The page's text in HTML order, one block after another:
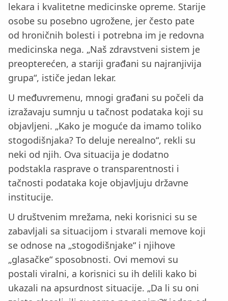
lekara i kvalitetne medicinske opreme. Starije
osobe su posebno ugrožene, jer često pate
od hroničnih bolesti i potrebna im je redovna
medicinska nega. „Naš zdravstveni sistem je
preopterećen, a stariji građani su najranjivija
grupa“, ističe jedan lekar.
U međuvremenu, mnogi građani su počeli da
izražavaju sumnju u tačnost podataka koji su
objavljeni. „Kako je moguće da imamo toliko
stogodišnjaka? To deluje nerealno“, rekli su
neki od njih. Ova situacija je dodatno
podstakla rasprave o transparentnosti i
tačnosti podataka koje objavljuju državne
institucije.
U društvenim mrežama, neki korisnici su se
zabavljali sa situacijom i stvarali memove koji
se odnose na „stogodišnjake“ i njihove
„glasačke“ sposobnosti. Ovi memovi su
postali viralni, a korisnici su ih delili kako bi
ukazali na apsurdnost situacije. „Da li su oni